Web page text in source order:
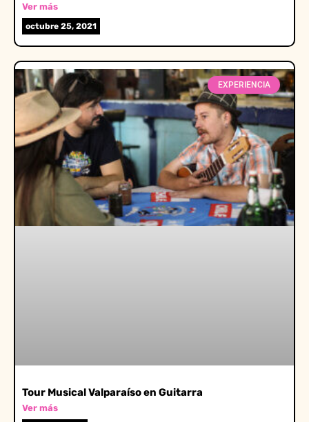
Ver más
octubre 25, 2021
EXPERIENCIA
Tour Musical Valparaíso en Guitarra
Ver más